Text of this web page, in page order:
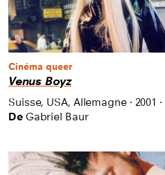
Cinéma queer
Venus Boyz
Suisse, USA, Allemagne· 2001 ·
De Gabriel Baur